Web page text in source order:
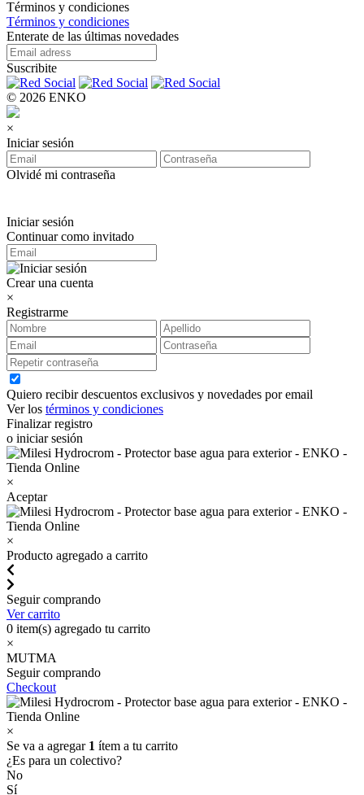
Términos y condiciones
Términos y condiciones
Enterate de las últimas novedades
Suscribite
© 2026 ENKO
×
Iniciar sesión
Olvidé mi contraseña
Iniciar sesión
Continuar como invitado
Crear una cuenta
×
Registrarme
Quiero recibir descuentos exclusivos y novedades por email
Ver los términos y condiciones
Finalizar registro
o iniciar sesión
×
Aceptar
×
Producto agregado a carrito
Seguir comprando
Ver carrito
0 item(s) agregado tu carrito
×
MUTMA
Seguir comprando
Checkout
×
Se va a agregar 1 ítem a tu carrito
¿Es para un colectivo?
No
Sí